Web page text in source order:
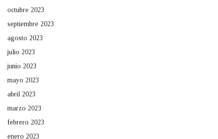
octubre 2023
septiembre 2023
agosto 2023
julio 2023
junio 2023
mayo 2023
abril 2023
marzo 2023
febrero 2023
enero 2023